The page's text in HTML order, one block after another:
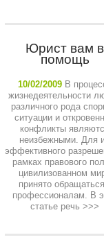
Юрист вам в
помощь
10/02/2009 В
жизнедеятельности
различного рода
ситуации и
конфликты
неизбежными. Для
эффективного
рамках правового
цивилизованном
принято
профессионалам. В
статье речь >>>